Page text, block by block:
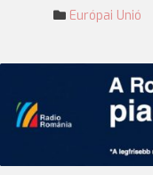
Európai Unió